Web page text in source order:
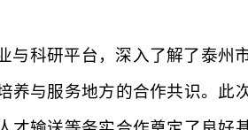
科研平台，深入了解了泰州
与服务地方的合作共识。此